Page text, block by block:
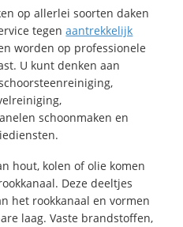
op allerlei soorten daken
tegenaantrekkelijk
worden op professionele
U kunt denken aan
schoonmaken en
hout, kolen of olie komen
Deze deeltjes
het rookkanaal en vormen
laag. Vaste brandstoffen,